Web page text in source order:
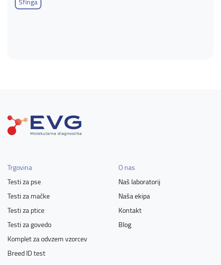
Trgovina
Testi za pse
Testi za mačke
Testi za ptice
Testi za govedo
Komplet za odvzem vzorcev
Breed ID test
O nas
Naš laboratorij
Naša ekipa
Kontakt
Blog